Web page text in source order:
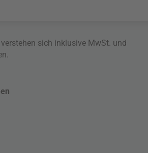
sich inklusive MwSt. und
.